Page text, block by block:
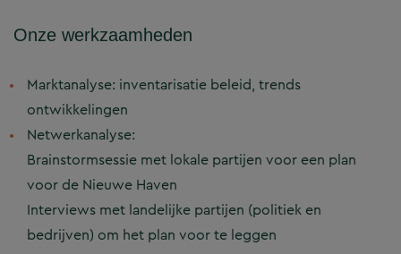
Onze werkzaamheden
Marktanalyse: inventarisatie beleid, trends
ontwikkelingen
Netwerkanalyse:
Brainstormsessie met lokale partijen voor een plan
voor de Nieuwe Haven
Interviews met landelijke partijen (politiek en
bedrijven) om het plan voor te leggen